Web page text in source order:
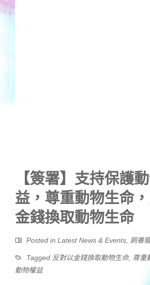
【簽署】支持保護
益，尊重動物生命
金錢換取動物生命
Posted in Latest News & Events 飼養
Tagged 反對以金錢換取動物生命, 尊重
動物權益